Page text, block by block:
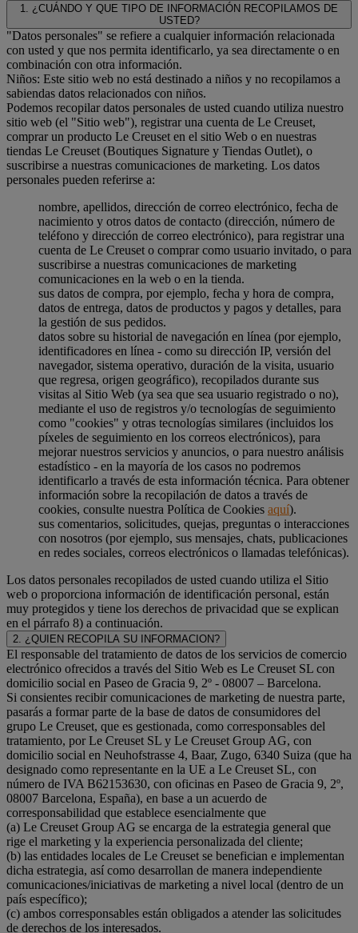
1. ¿CUÁNDO Y QUE TIPO DE INFORMACIÓN RECOPILAMOS DE
USTED?
"Datos personales" se refiere a cualquier información relacionada
con usted y que nos permita identificarlo, ya sea directamente o en
combinación con otra información.
Niños: Este sitio web no está destinado a niños y no recopilamos a
sabiendas datos relacionados con niños.
Podemos recopilar datos personales de usted cuando utiliza nuestro
sitio web (el "Sitio web"), registrar una cuenta de Le Creuset,
comprar un producto Le Creuset en el sitio Web o en nuestras
tiendas Le Creuset (Boutiques Signature y Tiendas Outlet), o
suscribirse a nuestras comunicaciones de marketing. Los datos
personales pueden referirse a:
nombre, apellidos, dirección de correo electrónico, fecha de
nacimiento y otros datos de contacto (dirección, número de
teléfono y dirección de correo electrónico), para registrar una
cuenta de Le Creuset o comprar como usuario invitado, o para
suscribirse a nuestras comunicaciones de marketing
comunicaciones en la web o en la tienda.
sus datos de compra, por ejemplo, fecha y hora de compra,
datos de entrega, datos de productos y pagos y detalles, para
la gestión de sus pedidos.
datos sobre su historial de navegación en línea (por ejemplo,
identificadores en línea - como su dirección IP, versión del
navegador, sistema operativo, duración de la visita, usuario
que regresa, origen geográfico), recopilados durante sus
visitas al Sitio Web (ya sea que sea usuario registrado o no),
mediante el uso de registros y/o tecnologías de seguimiento
como "cookies" y otras tecnologías similares (incluidos los
píxeles de seguimiento en los correos electrónicos), para
mejorar nuestros servicios y anuncios, o para nuestro análisis
estadístico - en la mayoría de los casos no podremos
identificarlo a través de esta información técnica. Para obtener
información sobre la recopilación de datos a través de
cookies, consulte nuestra Política de Cookies aquí).
sus comentarios, solicitudes, quejas, preguntas o interacciones
con nosotros (por ejemplo, sus mensajes, chats, publicaciones
en redes sociales, correos electrónicos o llamadas telefónicas).
Los datos personales recopilados de usted cuando utiliza el Sitio
web o proporciona información de identificación personal, están
muy protegidos y tiene los derechos de privacidad que se explican
en el párrafo 8) a continuación.
2. ¿QUIEN RECOPILA SU INFORMACION?
El responsable del tratamiento de datos de los servicios de comercio
electrónico ofrecidos a través del Sitio Web es Le Creuset SL con
domicilio social en Paseo de Gracia 9, 2º - 08007 – Barcelona.
Si consientes recibir comunicaciones de marketing de nuestra parte,
pasarás a formar parte de la base de datos de consumidores del
grupo Le Creuset, que es gestionada, como corresponsables del
tratamiento, por Le Creuset SL y Le Creuset Group AG, con
domicilio social en Neuhofstrasse 4, Baar, Zugo, 6340 Suiza (que ha
designado como representante en la UE a Le Creuset SL, con
número de IVA B62153630, con oficinas en Paseo de Gracia 9, 2º,
08007 Barcelona, España), en base a un acuerdo de
corresponsabilidad que establece esencialmente que
(a) Le Creuset Group AG se encarga de la estrategia general que
rige el marketing y la experiencia personalizada del cliente;
(b) las entidades locales de Le Creuset se benefician e implementan
dicha estrategia, así como desarrollan de manera independiente
comunicaciones/iniciativas de marketing a nivel local (dentro de un
país específico);
(c) ambos corresponsables están obligados a atender las solicitudes
de derechos de los interesados.